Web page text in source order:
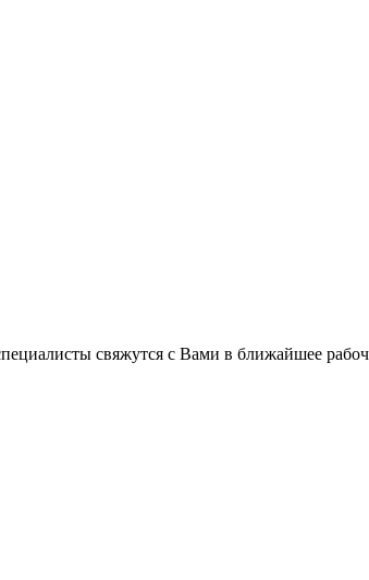
свяжутся с Вами в ближайшее